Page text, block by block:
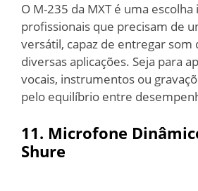
O M-235 da MXT é uma
profissionais que precisam de
versátil, capaz de entregar som
diversas aplicações. Seja para
vocais, instrumentos ou
pelo equilíbrio entre
11. Microfone
Shure